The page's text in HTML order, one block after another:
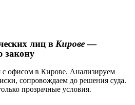
лиц в Кирове—
закону
офисом в Кирове. Анализируем
сопровождаем до решения суда.
прозрачные условия.